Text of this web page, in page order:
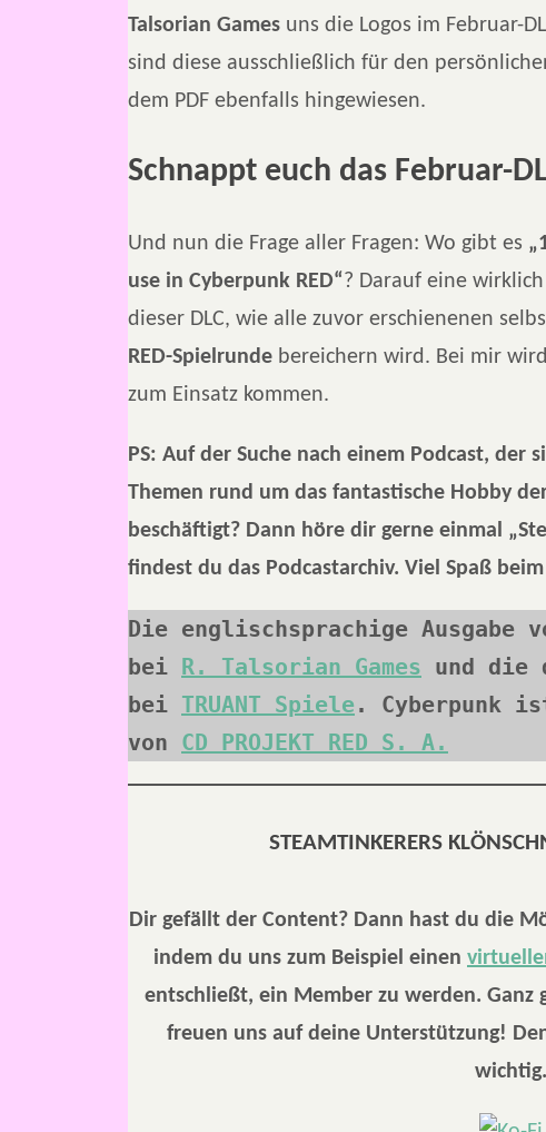
Talsorian Games uns die Logos im Februar-
sind diese ausschließlich für den
dem PDF ebenfalls hingewiesen.
Schnappt euch das Februar-
Und nun die Frage aller Fragen: Wo gibt es
use in Cyberpunk RED“ ? Darauf eine
dieser DLC, wie alle zuvor erschienenen
RED-Spielrunde bereichern wird. Bei mir
zum Einsatz kommen.
PS: Auf der Suche nach einem Podcast, der
Themen rund um das fantastische Hobby
beschäftigt? Dann höre dir gerne einmal
findest du das Podcastarchiv. Viel Spaß
Die englischsprachige Ausgabe
bei R. Talsorian Games und die
bei TRUANT Spiele . Cyberpunk
von CD PROJEKT RED S. A.
STEAMTINKERERS
Dir gefällt der Content? Dann hast du die
indem du uns zum Beispiel einen
entschließt, ein Member zu werden.
freuen uns auf deine Unterstützung!
wichtig.